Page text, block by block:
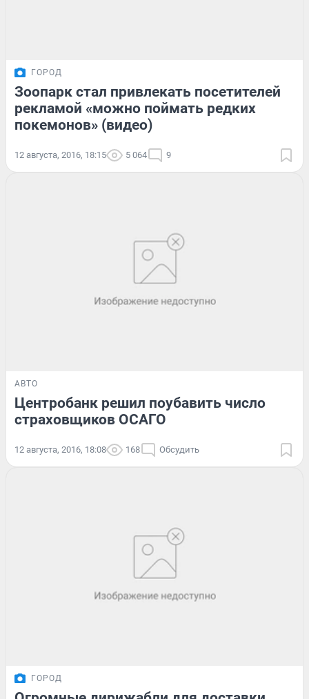
ГОРОД
Зоопарк стал привлекать посетителей
рекламой «можно поймать редких
покемонов» (видео)
12 августа, 2016, 18:15 5 064 9
АВТО
Центробанк решил поубавить число
страховщиков ОСАГО
12 августа, 2016, 18:08 168 Обсудить
ГОРОД